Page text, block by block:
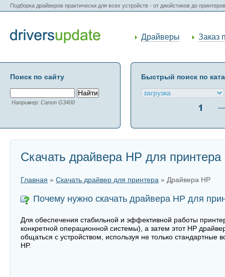
Подборка драйверов практически для всех устройств - от джойстиков до
Драйверы Заказ
Поиск по сайту
Например: Canon G3400
Быстрый поиск по
Скачать драйвера HP для принтера
Главная » Скачать драйвер для принтера » Драйвера HP
Почему нужно скачать драйвера HP для
Для обеспечения стабильной и эффективной работы
конкретной операционной системы), а затем этот HP
общаться с устройством, используя не только
HP.